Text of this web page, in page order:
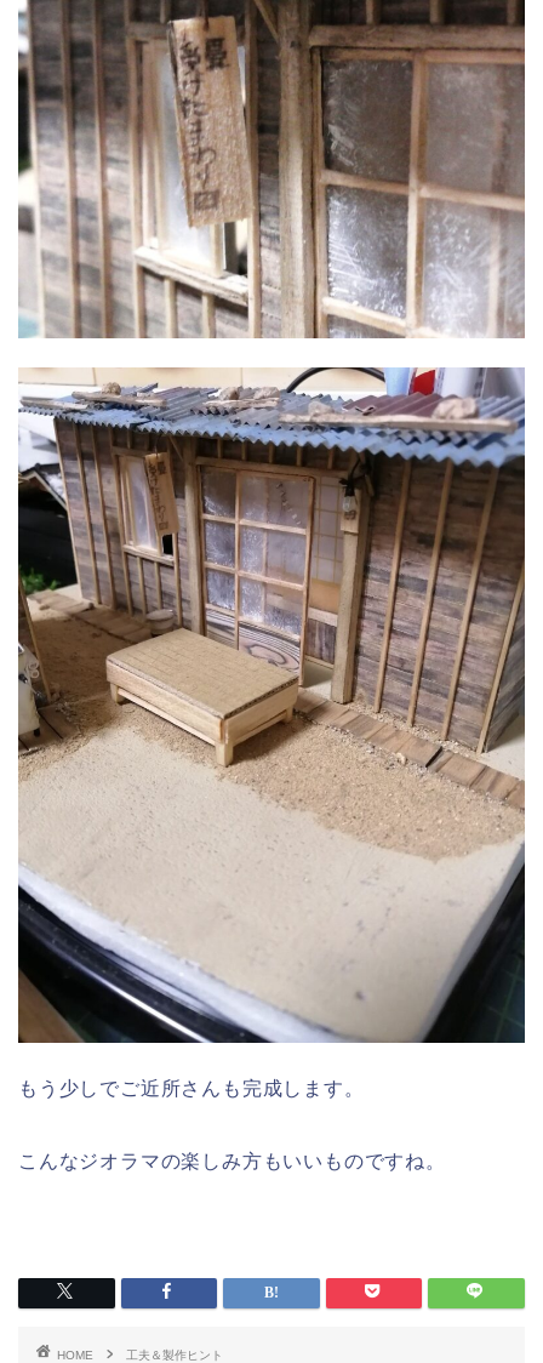
もう少しでご近所さんも完成します。
こんなジオラマの楽しみ方もいいものですね。
HOME
工夫＆製作ヒント